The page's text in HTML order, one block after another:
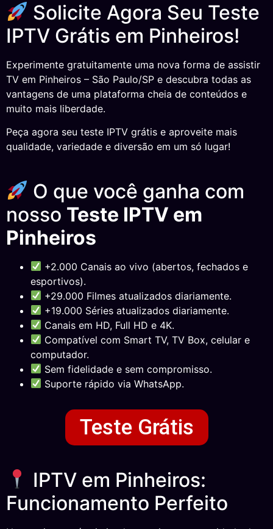
Solicite Agora Seu Teste
IPTV Grátis em Pinheiros!
Experimente gratuitamente uma nova forma de assistir
TV em Pinheiros – São Paulo/SP e descubra todas as
vantagens de uma plataforma cheia de conteúdos e
muito mais liberdade.
Peça agora seu teste IPTV grátis e aproveite mais
qualidade, variedade e diversão em um só lugar!
O que você ganha com
nosso Teste IPTV em
Pinheiros
+2.000 Canais ao vivo (abertos, fechados e
esportivos).
+29.000 Filmes atualizados diariamente.
+19.000 Séries atualizados diariamente.
Canais em HD, Full HD e 4K.
Compatível com Smart TV, TV Box, celular e
computador.
Sem fidelidade e sem compromisso.
Suporte rápido via WhatsApp.
Teste Grátis
IPTV em Pinheiros:
Funcionamento Perfeito